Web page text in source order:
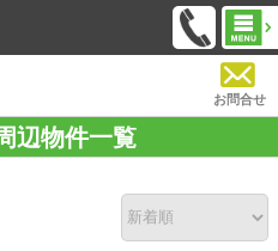
お問合せ
辺物件一覧